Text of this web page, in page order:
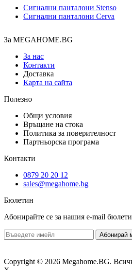
Сигнални панталони Stenso
Сигнални панталони Cerva
За MEGAHOME.BG
За нас
Контакти
Доставка
Карта на сайта
Полезно
Общи условия
Връщане на стока
Политика за поверителност
Партньорска програма
Контакти
0879 20 20 12
sales@megahome.bg
Бюлетин
Абонирайте се за нашия e-mail
Copyright © 2026 Megahome.BG.